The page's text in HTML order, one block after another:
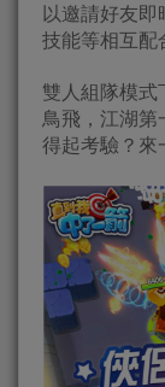
以邀請好友即
技能等相互配
雙人組隊模式
鳥飛，江湖第
得起考驗？來